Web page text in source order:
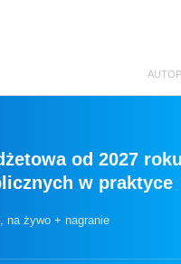
od 2027
w praktyce
na żywo + nagranie